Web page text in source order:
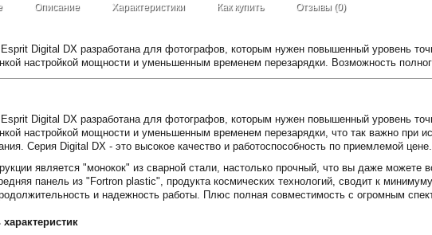
Описание Характеристики Как купить Отзывы (0)
Digital DX разработана для фотографов, которым нужен повышенный уровень
настройкой мощности и уменьшенным временем перезарядки. Возможность
Digital DX разработана для фотографов, которым нужен повышенный уровень
настройкой мощности и уменьшенным временем перезарядки, что так важно при
Серия Digital DX - это высокое качество и работоспособность по приемлемой цене.
является "монокок" из сварной стали, настолько прочный, что вы даже можете
панель из "Fortron plastic", продукта космических технологий, сводит к
и надежность работы. Плюс полная совместимость с огромным